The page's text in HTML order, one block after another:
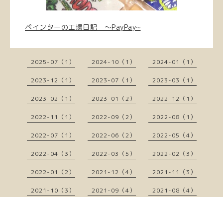
ペインターの工場日記 〜PayPay~
2025-07（1） 2024-10（1） 2024-01（1）
2023-12（1） 2023-07（1） 2023-03（1）
2023-02（1） 2023-01（2） 2022-12（1）
2022-11（1） 2022-09（2） 2022-08（1）
2022-07（1） 2022-06（2） 2022-05（4）
2022-04（3） 2022-03（5） 2022-02（3）
2022-01（2） 2021-12（4） 2021-11（3）
2021-10（3） 2021-09（4） 2021-08（4）